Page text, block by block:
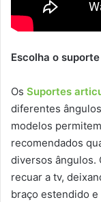
Escolha o
Os Suportes
diferentes
modelos
recomendados
diversos ângulos.
recuar a tv,
braço estendido